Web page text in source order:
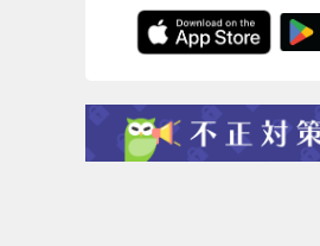
iDeCo【口座開...
56,000pt